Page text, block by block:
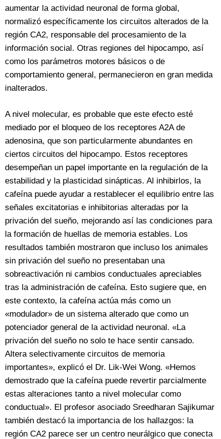
aumentar la actividad neuronal de forma global,
normalizó específicamente los circuitos alterados de la
región CA2, responsable del procesamiento de la
información social. Otras regiones del hipocampo, así
como los parámetros motores básicos o de
comportamiento general, permanecieron en gran medida
inalterados.
A nivel molecular, es probable que este efecto esté
mediado por el bloqueo de los receptores A2A de
adenosina, que son particularmente abundantes en
ciertos circuitos del hipocampo. Estos receptores
desempeñan un papel importante en la regulación de la
estabilidad y la plasticidad sinápticas. Al inhibirlos, la
cafeína puede ayudar a restablecer el equilibrio entre las
señales excitatorias e inhibitorias alteradas por la
privación del sueño, mejorando así las condiciones para
la formación de huellas de memoria estables. Los
resultados también mostraron que incluso los animales
sin privación del sueño no presentaban una
sobreactivación ni cambios conductuales apreciables
tras la administración de cafeína. Esto sugiere que, en
este contexto, la cafeína actúa más como un
«modulador» de un sistema alterado que como un
potenciador general de la actividad neuronal. «La
privación del sueño no solo te hace sentir cansado.
Altera selectivamente circuitos de memoria
importantes», explicó el Dr. Lik-Wei Wong. «Hemos
demostrado que la cafeína puede revertir parcialmente
estas alteraciones tanto a nivel molecular como
conductual». El profesor asociado Sreedharan Sajikumar
también destacó la importancia de los hallazgos: la
región CA2 parece ser un centro neurálgico que conecta